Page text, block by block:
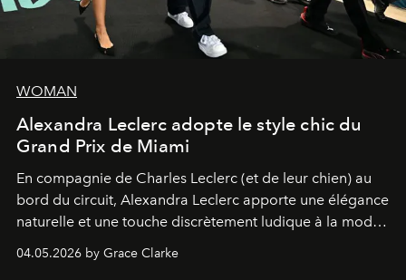
WOMAN
Alexandra Leclerc adopte le style chic du
Grand Prix de Miami
En compagnie de Charles Leclerc (et de leur chien) au
bord du circuit, Alexandra Leclerc apporte une élégance
naturelle et une touche discrètement ludique à la mode
de la Formule 1.
04.05.2026 by Grace Clarke